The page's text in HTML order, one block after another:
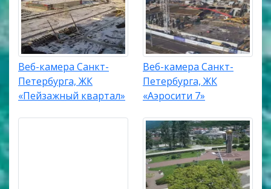
Веб-камера Санкт-
Петербурга, ЖК
«Пейзажный квартал»
Веб-камера Санкт-
Петербурга, ЖК
«Аэросити 7»